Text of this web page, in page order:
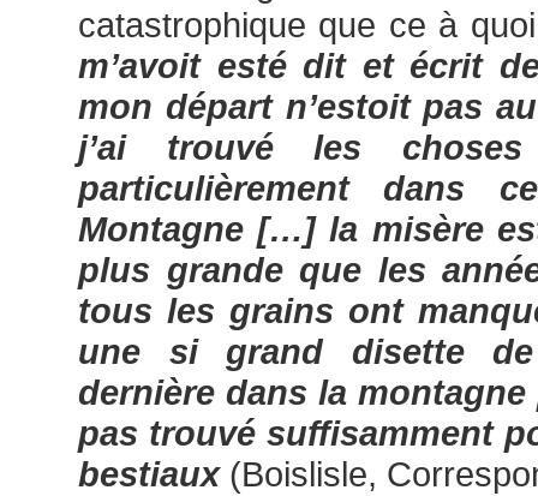
catastrophique que ce à
m’avoit esté dit et écrit
mon départ n’estoit pas
j’ai trouvé les choses
particulièrement dans
Montagne […] la misère
plus grande que les
tous les grains ont
une si grand disette de
dernière dans la
pas trouvé suffisamment
bestiaux (Boislisle,